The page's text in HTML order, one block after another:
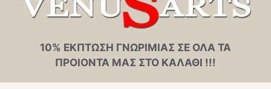
10% ΕΚΠΤΩΣΗ ΓΝΩΡΙΜΙΑΣ ΣΕ ΟΛΑ ΤΑ
ΠΡΟΙΟΝΤΑ ΜΑΣ ΣΤΟ ΚΑΛΑΘΙ !!!